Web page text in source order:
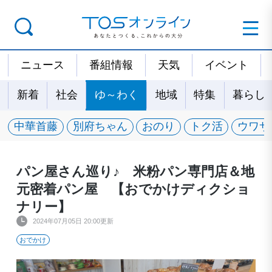
ニュース 番組情報 天気 イベント
新着 社会 ゆ～わく 地域 特集 暮らし
中華首藤 別府ちゃん おのり トク活 ウワ
パン屋さん巡り♪ 米粉パン専門店＆地
元密着パン屋 【おでかけディクショ
ナリー】
2024年07月05日 20:00更新
おでかけ